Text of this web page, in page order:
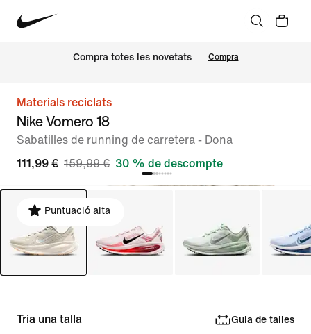
Compra totes les novetats Compra
Materials reciclats
Nike Vomero 18
Sabatilles de running de carretera - Dona
111,99 € 159,99 € 30 % de descompte
Puntuació alta
Tria una talla Guia de talles